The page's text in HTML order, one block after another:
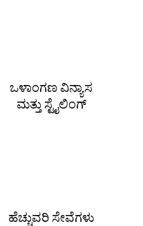
ಒಳಾಂಗಣ ವಿನ್ಯಾಸ
ಮತ್ತು ಸ್ಟೈಲಿಂಗ್
ಹೆಚ್ಚುವರಿ ಸೇವೆಗಳು